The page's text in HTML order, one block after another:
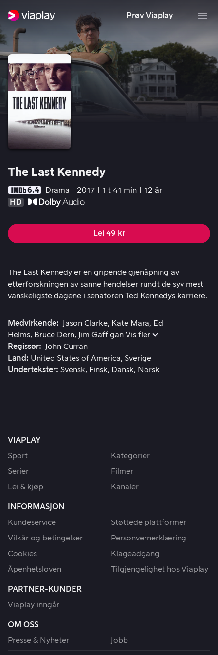
Prøv Viaplay
The Last Kennedy
6.4 Drama 2017 1 t 41 min
12 år
HD
Lei 49 kr
The Last Kennedy er en gripende gjenåpning av
The Last Kennedy er en gripende gjenåpning av
etterforskningen av sanne hendelser rundt de syv mest
vanskeligste dagene i senatoren Ted Kennedys karriere.
Medvirkende Jason Clarke Kate Mara
Ed
Helms
Bruce Dern Jim Gaffigan Vis fler
Regissør
John Curran
Land
United States of America Sverige
Undertekster Svensk Finsk Dansk Norsk
VIAPLAY
Sport
Kategorier
Serier
Filmer
Lei & kjøp
Kanaler
INFORMASJON
Kundeservice
Støttede plattformer
Vilkår og betingelser
Personvernerklæring
Cookies
Klageadgang
Åpenhetsloven
Tilgjengelighet hos Viaplay
PARTNER-KUNDER
Viaplay inngår
OM OSS
Presse & Nyheter
Jobb